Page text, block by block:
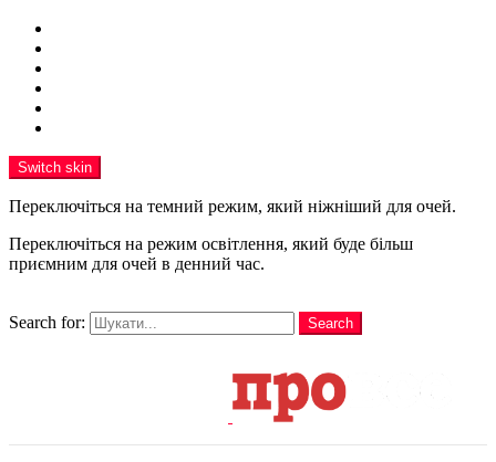
Switch skin
Переключіться на темний режим, який ніжніший для очей.
Переключіться на режим освітлення, який буде більш
приємним для очей в денний час.
Search for:
Search